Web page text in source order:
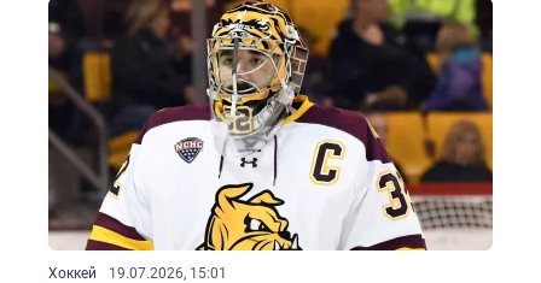
Хоккей 19.07.2026, 15:01